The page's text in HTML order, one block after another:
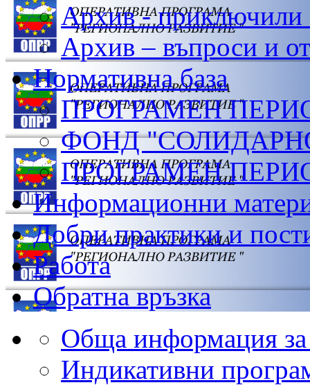
Архив -
Архив – въпроси и
Нормативна база
ПРОГРАМЕН
ФОНД
ПРОГРАМЕН
Информационни
Добри практики и
Работа
Обратна връзка
Обща информация
Индикативни